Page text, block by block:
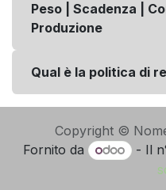
Peso | Scadenza |
Produzione
Qual è la politica di
Copyright ©
Fornito da - Il